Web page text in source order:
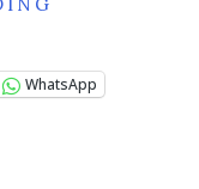
WhatsApp